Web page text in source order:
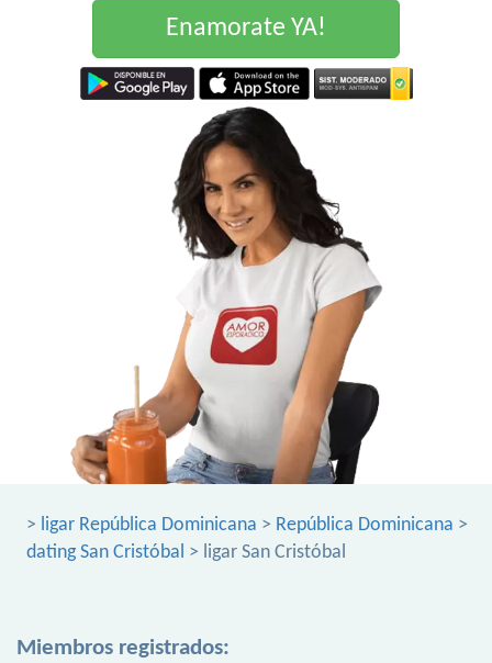
Enamorate YA!
> ligar República Dominicana > República Dominicana >
dating San Cristóbal > ligar San Cristóbal
Miembros registrados: